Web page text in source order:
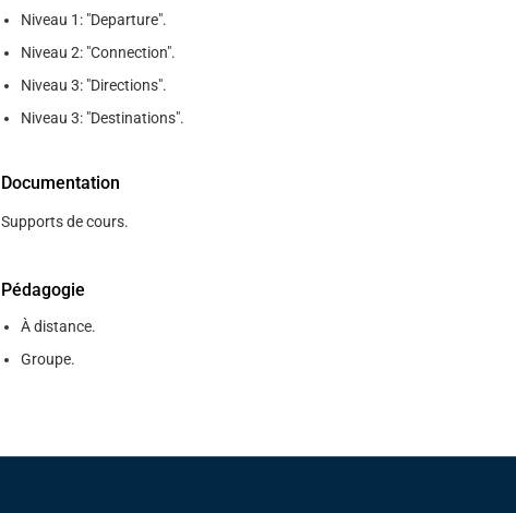
Niveau 1: "Departure".
Niveau 2: "Connection".
Niveau 3: "Directions".
Niveau 3: "Destinations".
Documentation
Supports de cours.
Pédagogie
À distance.
Groupe.